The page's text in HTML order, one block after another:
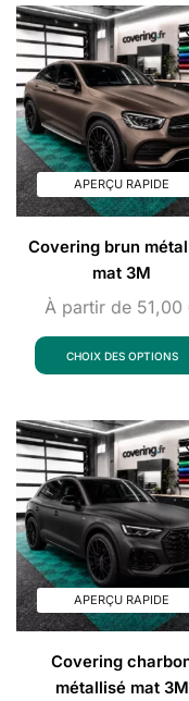
APERÇU RAPIDE
Covering brun
mat 3M
À partir de 51,00
CHOIX DES OPTIONS
APERÇU RAPIDE
Covering
métallisé mat 3M